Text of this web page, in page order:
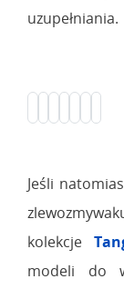
uzupełniania.
Jeśli
kolekcje
modeli do